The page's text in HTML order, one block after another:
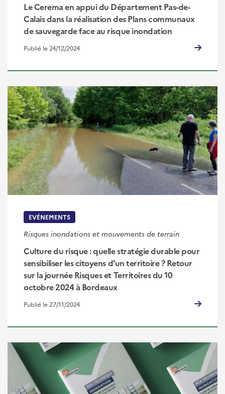
Le Cerema en appui du Département Pas-de-
Calais dans la réalisation des Plans communaux
de sauvegarde face au risque inondation
Publié le 24/12/2024
EVÉNEMENTS
Risques inondations et mouvements de terrain
Culture du risque : quelle stratégie durable pour
sensibiliser les citoyens d’un territoire ? Retour
sur la journée Risques et Territoires du 10
octobre 2024 à Bordeaux
Publié le 27/11/2024